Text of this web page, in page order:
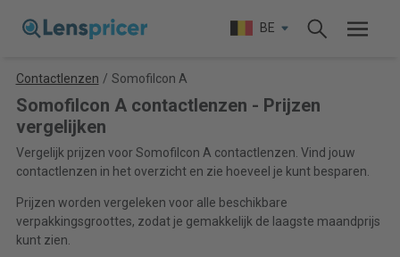
BE
Contactlenzen / Somofilcon A
Somofilcon A contactlenzen - Prijzen
vergelijken
Vergelijk prijzen voor Somofilcon A contactlenzen. Vind jouw
contactlenzen in het overzicht en zie hoeveel je kunt besparen.
Prijzen worden vergeleken voor alle beschikbare
verpakkingsgroottes, zodat je gemakkelijk de laagste maandprijs
kunt zien.